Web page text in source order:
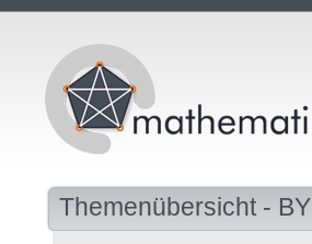
Themenübersicht -